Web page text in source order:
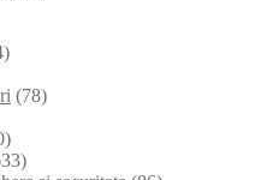
(78)